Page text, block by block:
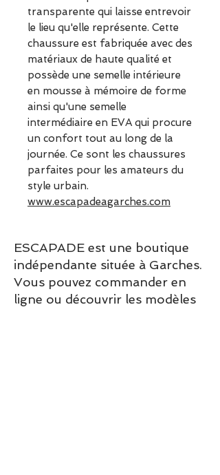
transparente qui laisse entrevoir
le lieu qu'elle représente. Cette
chaussure est fabriquée avec des
matériaux de haute qualité et
possède une semelle intérieure
en mousse à mémoire de forme
ainsi qu'une semelle
intermédiaire en EVA qui procure
un confort tout au long de la
journée. Ce sont les chaussures
parfaites pour les amateurs du
style urbain.
www.escapadeagarches.com
ESCAPADE est une boutique
indépendante située à Garches.
Vous pouvez commander en
ligne ou découvrir les modèles